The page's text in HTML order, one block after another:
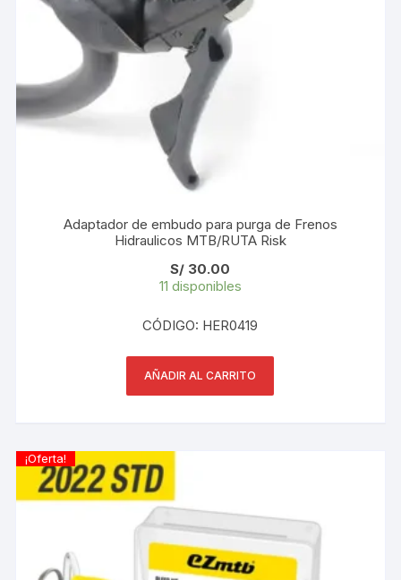
Adaptador de embudo para purga de Frenos
Hidraulicos MTB/RUTA Risk
S/ 30.00
11 disponibles
CÓDIGO: HER0419
AÑADIR AL CARRITO
¡Oferta!